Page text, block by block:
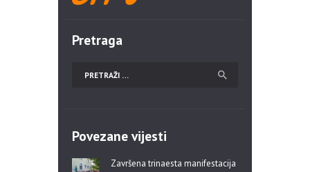
Pretraga
Povezane vijesti
Završena trinaesta manifestacija